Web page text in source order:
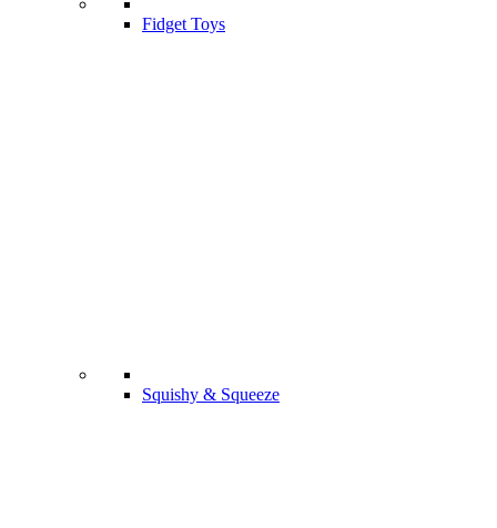
Fidget Toys
Squishy & Squeeze